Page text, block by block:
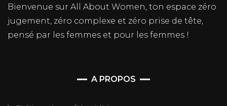
Bienvenue sur All About Women, ton espace zéro
jugement, zéro complexe et zéro prise de tête,
pensé par les femmes et pour les femmes !
A PROPOS